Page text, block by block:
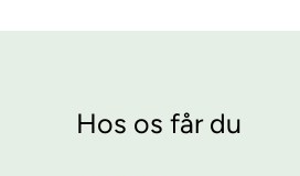
Hos os får du